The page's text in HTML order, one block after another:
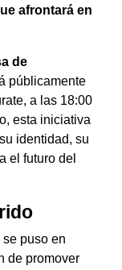
afrontará en
de
públicamente
a las 18:00
esta iniciativa
identidad, su
el futuro del
se puso en
de promover